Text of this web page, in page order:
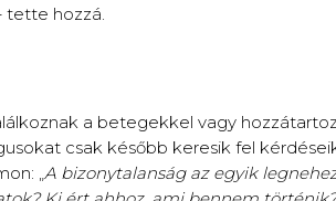
tette hozzá.
a betegekkel vagy
csak később keresik fel
„ A bizonytalanság az egyik